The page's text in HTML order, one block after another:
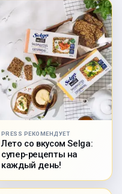
PRESS РЕКОМЕНДУЕТ
Лето со вкусом Selga:
супер-рецепты на
каждый день!